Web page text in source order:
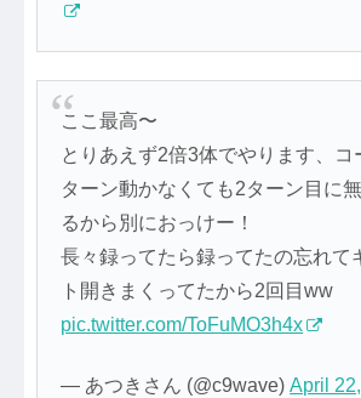
ここ最高〜
とりあえず2倍3体でやります、コ
ターン動かなくても2ターン目に
るから別におっけー！
長々録ってたら録ってたの忘れて
ト開きまくってたから2回目ww
pic.twitter.com/ToFuMO3h4x
— あつきさん (@c9wave)April